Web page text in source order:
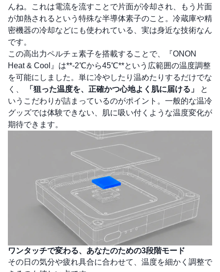
んね。これは電流を流すことで片面が冷却され、もう片面
が加熱されるという特殊な半導体素子のこと。冷蔵庫や精
密機器の冷却などにも使われている、実は身近な技術なん
です。
この高出力ペルチェ素子を搭載することで、『ONON
Heat & Cool』は**-2℃から45℃**という広範囲の温度調整
を可能にしました。単に冷やしたり温めたりするだけでな
く、
「狙った温度を、正確かつ心地よく肌に届ける」
と
いうこだわりが詰まっているのがポイント。一般的な温冷
グッズでは体験できない、肌に吸い付くような温度変化が
期待できます。
ワンタッチで変わる、あなたのための3段階モード
その日の気分や疲れ具合に合わせて、温度を細かく調整で